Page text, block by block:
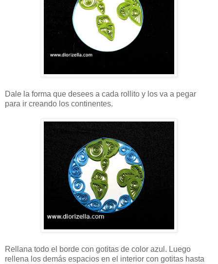
Dale la forma que desees a cada rollito y los va a pegar
para ir creando los continentes.
Rellana todo el borde con gotitas de color azul. Luego
rellena los demás espacios en el interior con gotitas hasta